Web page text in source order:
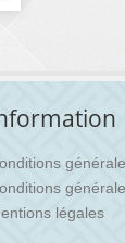
légales